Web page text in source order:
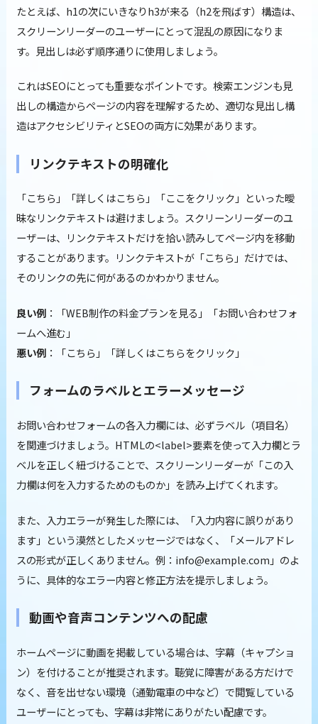
たとえば、h1の次にいきなりh3が来る（h2を飛ばす）構造は、
スクリーンリーダーのユーザーにとって混乱の原因になりま
す。見出しは必ず順序通りに使用しましょう。
これはSEOにとっても重要なポイントです。検索エンジンも見
出しの構造からページの内容を理解するため、適切な見出し構
造はアクセシビリティとSEOの両方に効果があります。
リンクテキストの明確化
「こちら」「詳しくはこちら」「ここをクリック」といった曖
昧なリンクテキストは避けましょう。スクリーンリーダーのユ
ーザーは、リンクテキストだけを拾い読みしてページ内を移動
することがあります。リンクテキストが「こちら」だけでは、
そのリンクの先に何があるのかわかりません。
良い例 ：「WEB制作の料金プランを見る」「お問い合わせフォ
ームへ進む」
悪い例 ：「こちら」「詳しくはこちらをクリック」
フォームのラベルとエラーメッセージ
お問い合わせフォームの各入力欄には、必ずラベル（項目名）
を関連づけましょう。HTMLの<label>要素を使って入力欄とラ
ベルを正しく紐づけることで、スクリーンリーダーが「この入
力欄は何を入力するためのものか」を読み上げてくれます。
また、入力エラーが発生した際には、「入力内容に誤りがあり
ます」という漠然としたメッセージではなく、「メールアドレ
スの形式が正しくありません。例：info@example.com」のよ
うに、具体的なエラー内容と修正方法を提示しましょう。
動画や音声コンテンツへの配慮
ホームページに動画を掲載している場合は、字幕（キャプショ
ン）を付けることが推奨されます。聴覚に障害がある方だけで
なく、音を出せない環境（通勤電車の中など）で閲覧している
ユーザーにとっても、字幕は非常にありがたい配慮です。